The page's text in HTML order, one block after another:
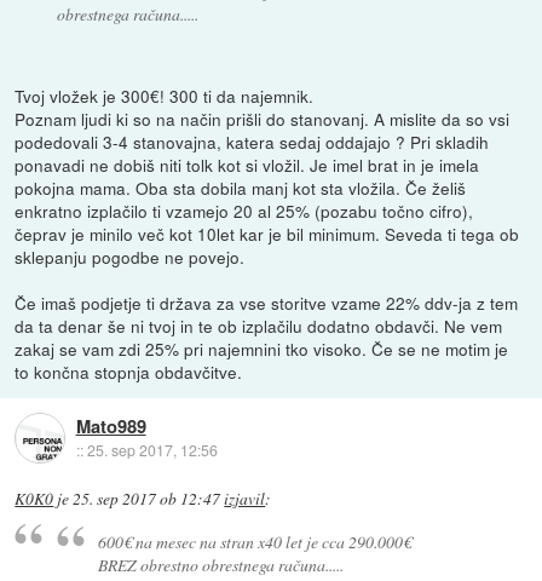
obrestnega računa.....
Tvoj vložek je 300€! 300 ti da najemnik.
Poznam ljudi ki so na način prišli do stanovanj. A mislite da so vsi
podedovali 3-4 stanovajna, katera sedaj oddajajo ? Pri skladih
ponavadi ne dobiš niti tolk kot si vložil. Je imel brat in je imela
pokojna mama. Oba sta dobila manj kot sta vložila. Če želiš
enkratno izplačilo ti vzamejo 20 al 25% (pozabu točno cifro),
čeprav je minilo več kot 10let kar je bil minimum. Seveda ti tega ob
sklepanju pogodbe ne povejo.
Če imaš podjetje ti država za vse storitve vzame 22% ddv-ja z tem
da ta denar še ni tvoj in te ob izplačilu dodatno obdavči. Ne vem
zakaj se vam zdi 25% pri najemnini tko visoko. Če se ne motim je
to končna stopnja obdavčitve.
Mato989
::25. sep 2017, 12:56
K0K0 je25. sep 2017 ob 12:47izjavil:
600€ na mesec na stran x40 let je cca 290.000€
BREZ obrestno obrestnega računa.....